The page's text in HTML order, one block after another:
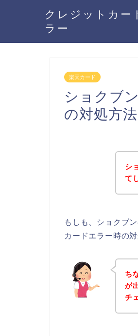
クレジットカー
ラー
楽天カード
ショクブ
の対処方法
シ
て
もしも、ショクブ
カードエラー時の
ち
が
チ